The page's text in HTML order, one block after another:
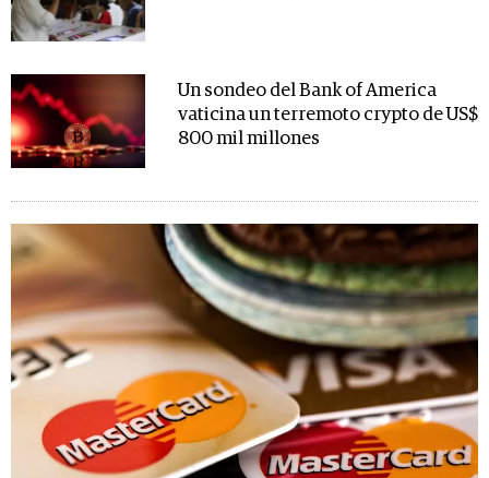
Un sondeo del Bank of America
vaticina un terremoto crypto de US$
800 mil millones